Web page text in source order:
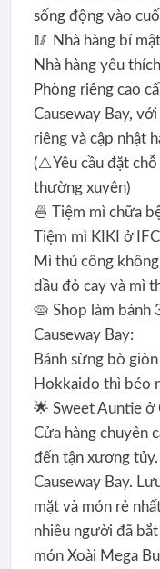
sống động vào
🥢 Nhà hàng bí
Nhà hàng yêu
Phòng riêng cao
Causeway Bay,
riêng và cập nhật
(⚠️Yêu cầu đặt
thường xuyên)
🍜 Tiệm mì chữa
Tiệm mì KIKI ở
Mì thủ công
dầu đỏ cay và mì
🥧 Shop làm bánh
Causeway Bay:
Bánh sừng bò
Hokkaido thì béo
🌟 Sweet Auntie ở
Cửa hàng chuyên
đến tận xương
Causeway Bay.
mặt và món rẻ
nhiều người đã
món Xoài Mega